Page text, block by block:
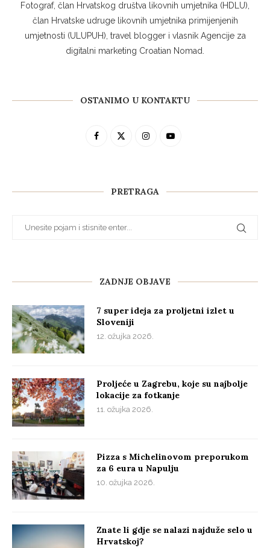
Fotograf, član Hrvatskog društva likovnih umjetnika (HDLU),
član Hrvatske udruge likovnih umjetnika primijenjenih
umjetnosti (ULUPUH), travel blogger i vlasnik Agencije za
digitalni marketing Croatian Nomad.
OSTANIMO U KONTAKTU
PRETRAGA
ZADNJE OBJAVE
7 super ideja za proljetni izlet u
Sloveniji
12. ožujka 2026.
Proljeće u Zagrebu, koje su najbolje
lokacije za fotkanje
11. ožujka 2026.
Pizza s Michelinovom preporukom
za 6 eura u Napulju
10. ožujka 2026.
Znate li gdje se nalazi najduže selo u
Hrvatskoj?